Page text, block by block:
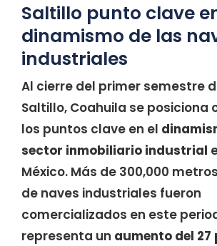
Saltillo punto clave
dinamismo de las
industriales
Al cierre del primer semestre
Saltillo, Coahuila se posiciona
los puntos clave en el
sector inmobiliario industrial
México. Más de 300,000
de naves industriales fueron
comercializados en este
representa un aumento del